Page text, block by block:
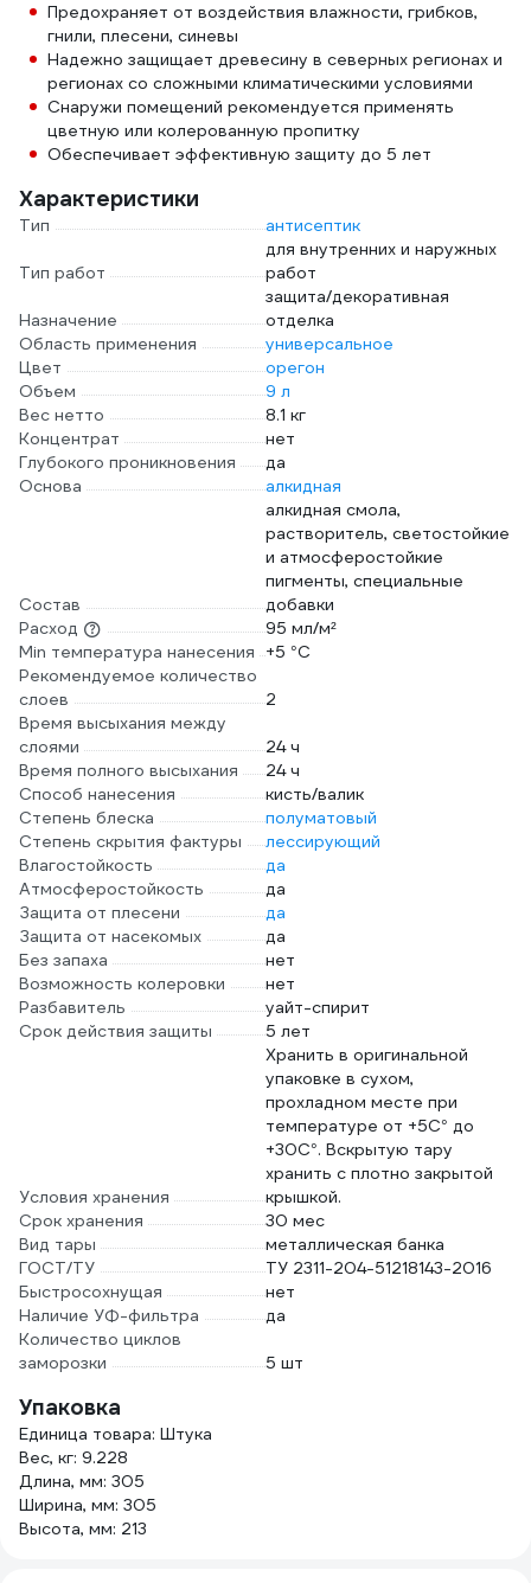
Предохраняет от воздействия влажности, грибков,
гнили, плесени, синевы
Надежно защищает древесину в северных регионах и
регионах со сложными климатическими условиями
Снаружи помещений рекомендуется применять
цветную или колерованную пропитку
Обеспечивает эффективную защиту до 5 лет
Характеристики
Тип антисептик
Тип работ
для внутренних и наружных
работ
Назначение
защита/декоративная
отделка
Область применения
универсальное
Цвет
орегон
Объем
9 л
Вес нетто
8.1 кг
Концентрат
нет
Глубокого проникновения
да
Основа
алкидная
Состав
алкидная смола,
растворитель, светостойкие
и атмосферостойкие
пигменты, специальные
добавки
Расход
95 мл/м²
Min температура нанесения
+5 °С
Рекомендуемое количество
слоев
2
Время высыхания между
слоями
24 ч
Время полного высыхания
24 ч
Способ нанесения
кисть/валик
Степень блеска
полуматовый
Степень скрытия фактуры
лессирующий
Влагостойкость
да
Атмосферостойкость
да
Защита от плесени
да
Защита от насекомых
да
Без запаха
нет
Возможность колеровки
нет
Разбавитель
уайт-спирит
Срок действия защиты
5 лет
Условия хранения
Хранить в оригинальной
упаковке в сухом,
прохладном месте при
температуре от +5С° до
+30С°. Вскрытую тару
хранить с плотно закрытой
крышкой.
Срок хранения
30 мес
Вид тары
металлическая банка
ГОСТ/ТУ
ТУ 2311-204-51218143-2016
Быстросохнущая
нет
Наличие УФ-фильтра
да
Количество циклов
заморозки
5 шт
Упаковка
Единица товара: Штука
Вес, кг: 9.228
Длина, мм: 305
Ширина, мм: 305
Высота, мм: 213